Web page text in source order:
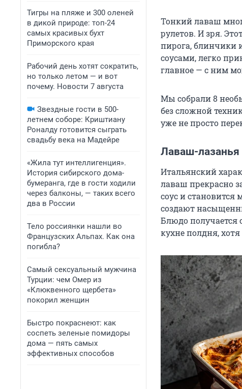
Тигры на пляже и 300 оленей
в дикой природе: топ-24
самых красивых бухт
Приморского края
Рабочий день хотят сократить,
но только летом — и вот
почему. Новости 7 августа
Звездные гости в 500-
летнем соборе: Криштиану
Роналду готовится сыграть
свадьбу века на Мадейре
«Жила тут интеллигенция».
История сибирского дома-
бумеранга, где в гости ходили
через балконы, — таких всего
два в России
Тело россиянки нашли во
Французских Альпах. Как она
погибла?
Самый сексуальный мужчина
Турции: чем Омер из
«Клюквенного щербета»
покорил женщин
Быстро покраснеют: как
соспеть зеленые помидоры
дома — пять самых
эффективных способов
Тонкий лаваш
рулетов. И зря.
пирога, блинчики
соусами, легко
главное — с ним
Мы собрали 8
без сложной
уже не просто
Лаваш-лазанья
Итальянский
лаваш прекрасно
соус и
создают
Блюдо
кухне полдня,